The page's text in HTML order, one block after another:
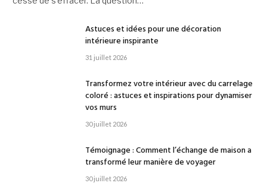
Astuces et idées pour une décoration
intérieure inspirante
31 juillet 2026
Transformez votre intérieur avec du carrelage
coloré : astuces et inspirations pour dynamiser
vos murs
30 juillet 2026
Témoignage : Comment l’échange de maison a
transformé leur manière de voyager
30 juillet 2026